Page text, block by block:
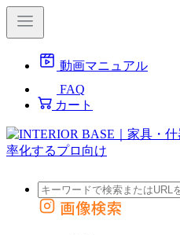
動画マニュアル
FAQ
カート
外部サイトの商品をカートに追加
画像検索